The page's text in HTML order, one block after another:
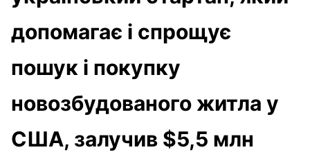
допомагає і спрощує
пошук і покупку
новозбудованого житла у
США, залучив $5,5 млн